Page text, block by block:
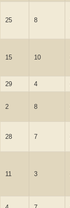
25 8
15 10
29 4
2 8
28 7
11 3